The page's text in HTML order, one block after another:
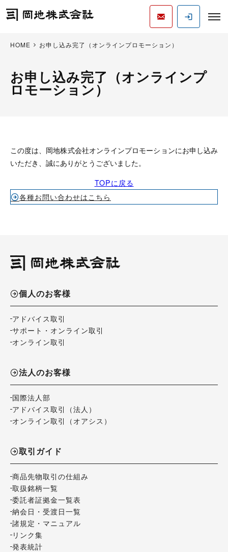
HOME お申し込み完了（オンラインプロモーション）
お申し込み完了（オンラインプ
ロモーション）
この度は、岡地株式会社オンラインプロモーションにお申し込み
いただき、誠にありがとうございました。
TOPに戻る
各種お問い合わせはこちら
個人のお客様
アドバイス取引
サポート・オンライン取引
オンライン取引
法人のお客様
国際法人部
アドバイス取引（法人）
オンライン取引（オアシス）
取引ガイド
商品先物取引の仕組み
取扱銘柄一覧
委託者証拠金一覧表
納会日・受渡日一覧
諸規定・マニュアル
リンク集
発表統計